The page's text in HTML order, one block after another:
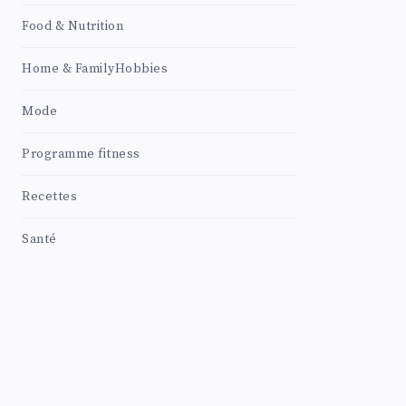
Food & Nutrition
Home & FamilyHobbies
Mode
Programme fitness
Recettes
Santé